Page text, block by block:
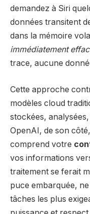
demandez à Siri
données transitent
dans la mémoire
immédiatement
trace, aucune
Cette approche
modèles cloud
stockées,
OpenAI, de son
comprend votre
vos informations
traitement se ferait
puce embarquée,
tâches les plus